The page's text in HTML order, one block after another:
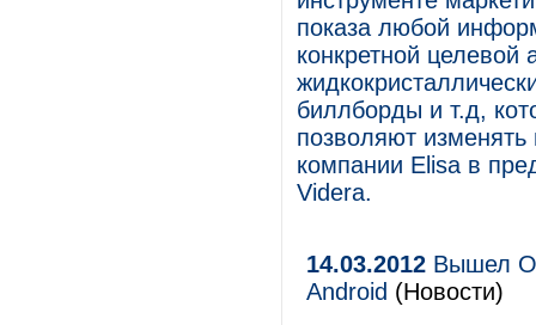
показа любой
конкретной
биллборды и т.д,
позволяют
компании Elisa в
Videra.
14.03.2012 Вышел
Android (Новости)